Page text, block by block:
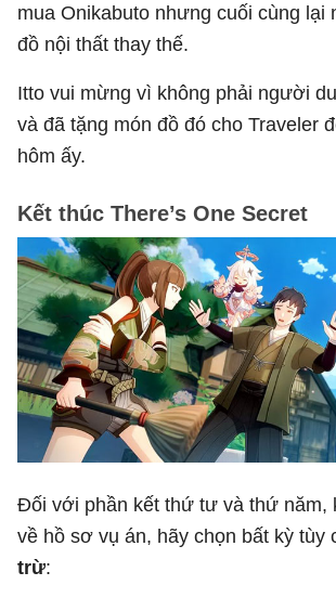
mua Onikabuto nhưng cuối cùng lại
đồ nội thất thay thế.
Itto vui mừng vì không phải người
và đã tặng món đồ đó cho Traveler
hôm ấy.
Kết thúc There’s One Secret
Đối với phần kết thứ tư và thứ năm,
về hồ sơ vụ án, hãy chọn bất kỳ tùy
trừ: